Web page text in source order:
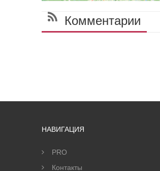
Комментарии
НАВИГАЦИЯ
PRO
Контакты